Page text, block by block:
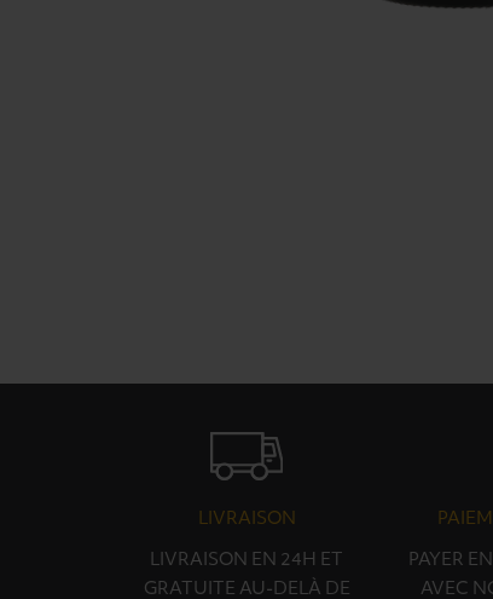
LIVRAISON
LIVRAISON EN 24H ET
GRATUITE AU-DELÀ DE
PAYER
AVEC